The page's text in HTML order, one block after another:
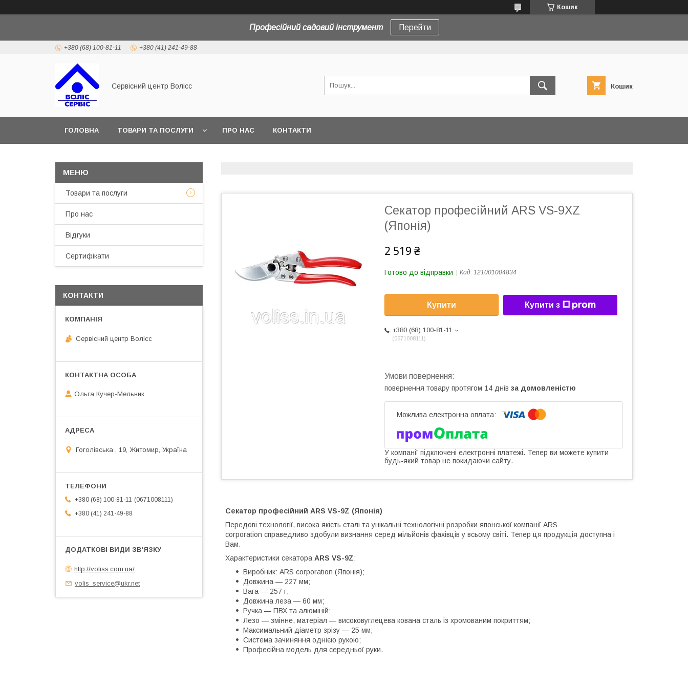
Кошик
Професійний садовий інструмент Перейти
+380 (68) 100-81-11 +380 (41) 241-49-88
Сервісний центр Волісс Кошик
ГОЛОВНА ТОВАРИ ТА ПОСЛУГИ ПРО НАС КОНТАКТИ
Секатор професійний ARS VS-9XZ
(Японія)
2 519 ₴
Готово до відправки Код: 121001004834
Купити Купити з
+380 (68) 100-81-11
0671008111
повернення товару протягом 14 днів за домовленістю
У компанії підключені електронні платежі. Тепер ви можете купити
будь-який товар не покидаючи сайту.
Секатор професійний ARS VS-9Z (Японія)
Передові технології, висока якість сталі та унікальні технологічні розробки японської компанії ARS
corporation справедливо здобули визнання серед мільйонів фахівців у всьому світі. Тепер ця продукція доступна і
Вам.
Характеристики секатора ARS VS-9Z:
Виробник: ARS corporation (Японія);
Довжина — 227 мм;
Вага — 257 г;
Довжина леза — 60 мм;
Ручка — ПВХ та алюміній;
Лезо — змінне, матеріал — високовуглецева кована сталь із хромованим покриттям;
Максимальний діаметр зрізу — 25 мм;
Система зачиняння однією рукою;
Професійна модель для середньої руки.
Товари та послуги
Про нас
Відгуки
Сертифікати
КОНТАКТИ
Сервісний центр Волісс
Ольга Кучер-Мельник
Гоголівська , 19, Житомир, Україна
+380 (68) 100-81-11
0671008111
+380 (41) 241-49-88
http://voliss.com.ua/
volis_service@ukr.net